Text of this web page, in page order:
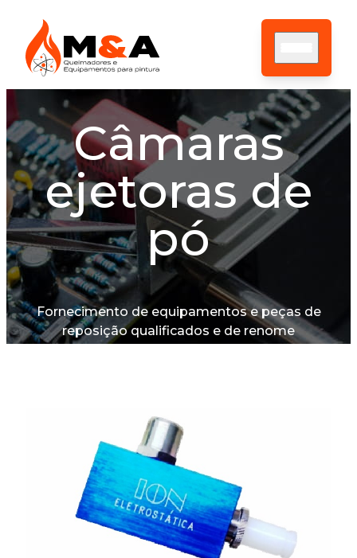
HOME
SOBRE NÓS
ASSISTÊNCIA TÉCNICA
PRODUTOS
CONTATO
BLOG
Câmaras
ejetoras de
pó
Fornecimento de equipamentos e peças de
reposição qualificados e de renome